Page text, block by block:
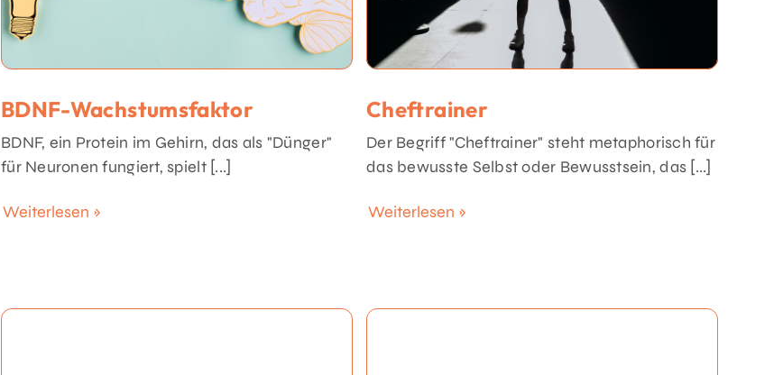
BDNF-Wachstumsfaktor
BDNF, ein Protein im Gehirn, das als "Dünger"
für Neuronen fungiert, spielt [...]
Weiterlesen »
Cheftrainer
Der Begriff "Cheftrainer" steht metaphorisch für
das bewusste Selbst oder Bewusstsein, das [...]
Weiterlesen »